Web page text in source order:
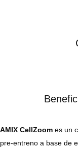
AMIX CellZoom es un
pre-entreno a base de